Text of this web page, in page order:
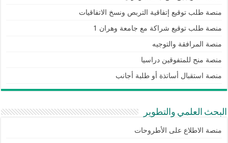
منصة طلب توقيع إتفاقية التربص ونسخ الاتفاقيات
منصة طلب توقيع شراكة مع جامعة وهران 1
منصة المرافقة والتوجيه
منصة منح للمتفوقين دراسيا
منصة استقبال أساتذة أو طلبة أجانب
البحث العلمي والتطوير
منصة الاطلاع على الأطروحات